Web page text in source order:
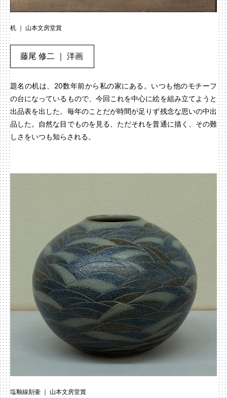
机 ｜ 山本文房堂賞
藤尾 修二 ｜ 洋画
題名の机は、20数年前から私の家にある。いつも他のモチーフ
の台になっているもので、今回これを中心に絵を組み立てようと
出品表を出した。毎年のことだが時間が足りず残念な思いの中出
品した。自然な目でものを見る、ただそれを普通に描く、その難
しさをいつも知らされる。
塩釉線刻壷 ｜ 山本文房堂賞